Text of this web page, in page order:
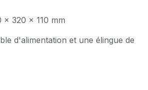
x 320 x 110 mm
d'alimentation et une élingue de